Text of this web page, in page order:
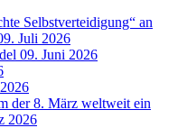
Selbstverteidigung“ an
Juli 2026
09. Juni 2026
der 8. März weltweit ein
2026